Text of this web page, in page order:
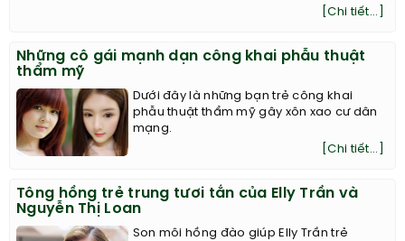
[Chi tiết...]
Những cô gái mạnh dạn công khai phẫu thuật
thẩm mỹ
Dưới đây là những bạn trẻ công khai
phẫu thuật thẩm mỹ gây xôn xao cư dân
mạng.
[Chi tiết...]
Tông hồng trẻ trung tươi tắn của Elly Trần và
Nguyễn Thị Loan
Son môi hồng đào giúp Elly Trần trẻ